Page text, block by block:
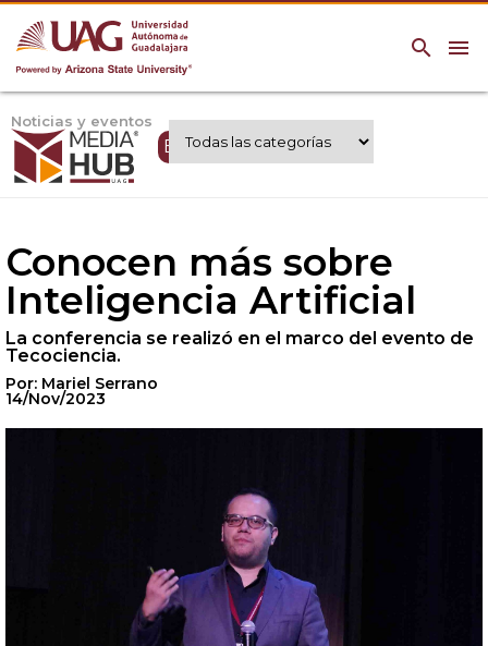
menu
search
Noticias y eventos
Expertos UAG
Conocen más sobre
Inteligencia Artificial
La conferencia se realizó en el marco del evento de
Tecociencia.
Por: Mariel Serrano
14/Nov/2023